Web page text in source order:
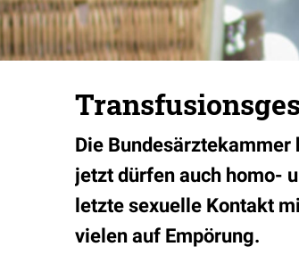
Die
jetzt dürfen auch homo-
letzte sexuelle Kontakt
vielen auf Empörung.